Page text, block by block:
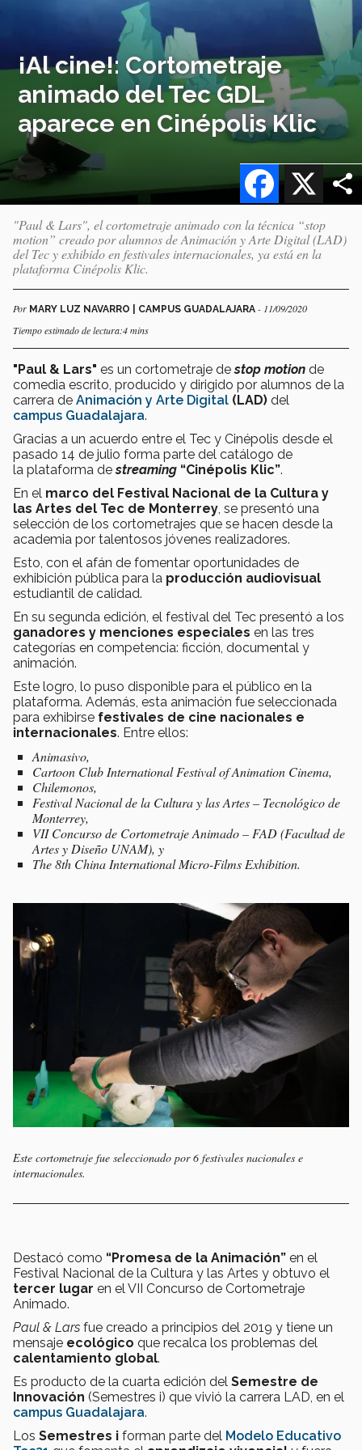
¡Al cine!: Cortometraje
animado del Tec GDL
aparece en Cinépolis Klic
X
Facebook
"Paul & Lars", el cortometraje animado con la técnica “stop
motion” creado por alumnos de Animación y Arte Digital (LAD)
del Tec y exhibido en festivales internacionales, ya está en la
plataforma Cinépolis Klic.
Por MARY LUZ NAVARRO | CAMPUS GUADALAJARA - 11/09/2020
Tiempo estimado de lectura:4 mins
"Paul & Lars" es un cortometraje destop motion de
comedia escrito, producido y dirigido por alumnos de la
carrera de Animación y Arte Digital (LAD) del
campus Guadalajara.
Gracias a un acuerdo entre el Tec y Cinépolis desde el
pasado 14 de julio forma parte del catálogo de
la plataforma destreaming “Cinépolis Klic”.
En el marco del Festival Nacional de la Cultura y
las Artes del Tec de Monterrey , se presentó una
selección de los cortometrajes que se hacen desde la
academia por talentosos jóvenes realizadores.
Esto, con el afán de fomentar oportunidades de
exhibición pública para la producción audiovisual
estudiantil de calidad.
En su segunda edición, el festival del Tec presentó a los
ganadores y menciones especiales en las tres
categorías en competencia: ficción, documental y
animación.
Este logro, lo puso disponible para el público en la
plataforma. Además, esta animación fue seleccionada
para exhibirse festivales de cine nacionales e
internacionales. Entre ellos:
Animasivo,
Cartoon Club International Festival of Animation Cinema,
Chilemonos,
Festival Nacional de la Cultura y las Artes – Tecnológico de
Monterrey,
VII Concurso de Cortometraje Animado – FAD (Facultad de
Artes y Diseño UNAM), y
The 8th China International Micro-Films Exhibition.
Este cortometraje fue seleccionado por 6 festivales nacionales e
internacionales.
Destacó como “Promesa de la Animación” en el
Festival Nacional de la Cultura y las Artes y obtuvo el
tercer lugar en el VII Concurso de Cortometraje
Animado.
Paul & Lars fue creado a principios del 2019 y tiene un
mensaje ecológico que recalca los problemas del
calentamiento global.
Es producto de la cuarta edición del Semestre de
Innovación (Semestres i) que vivió la carrera LAD, en el
campus Guadalajara.
Los Semestres i forman parte del Modelo Educativo